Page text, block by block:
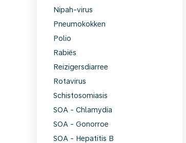
Nipah-virus
Pneumokokken
Polio
Rabiës
Reizigersdiarree
Rotavirus
Schistosomiasis
SOA - Chlamydia
SOA - Gonorroe
SOA - Hepatitis B